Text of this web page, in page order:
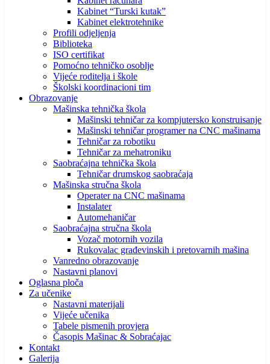
Kabinet “Turski kutak”
Kabinet elektrotehnike
Profili odjeljenja
Biblioteka
ISO certifikat
Pomoćno tehničko osoblje
Vijeće roditelja i škole
Školski koordinacioni tim
Obrazovanje
Mašinska tehnička škola
Mašinski tehničar za kompjutersko konstruisanje
Mašinski tehničar programer na CNC mašinama
Tehničar za robotiku
Tehničar za mehatroniku
Saobraćajna tehnička škola
Tehničar drumskog saobraćaja
Mašinska stručna škola
Operater na CNC mašinama
Instalater
Automehaničar
Saobraćajna stručna škola
Vozač motornih vozila
Rukovalac građevinskih i pretovarnih mašina
Vanredno obrazovanje
Nastavni planovi
Oglasna ploča
Za učenike
Nastavni materijali
Vijeće učenika
Tabele pismenih provjera
Časopis Mašinac & Sobraćajac
Kontakt
Galerija